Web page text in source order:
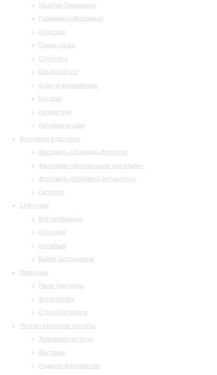
Маэстро Темирканов
Правовая информация
Оркестры
Планы залов
Структура
Как добраться
Визит в филармонию
История
Библиотека
Ресторан и кафе
Фестивали и гастроли
Фестиваль «Площадь Искусств»
Фестиваль «Музыкальная коллекция»
Фестиваль «Барокко в белую ночь»
Гастроли
СМИ о нас
Все публикации
Рецензии
Интервью
Время Шостаковича
Партнеры
Наши партнеры
Фотогалерея
Стать партнером
Просветительские проекты
Творческие встречи
Выставки
Издания филармонии